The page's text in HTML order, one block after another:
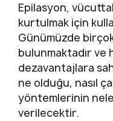
Epilasyon,
kurtulmak için
Günümüzde
bulunmaktadır ve
dezavantajlara
ne olduğu, nasıl
yöntemlerinin
verilecektir.